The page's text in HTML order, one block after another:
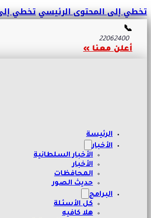
تخطي إلى المحتوى الرئيسيتخطي
📞
22062400
أعلن معنا »
الرئيسة
الأخبار
الأخبار السلطانية
الأخبار
المحافظات
حديث الصور
البرامج
كل الأسئلة
هلا كافيه